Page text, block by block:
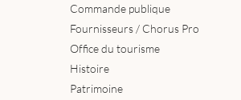
Commande publique
Fournisseurs / Chorus Pro
Office du tourisme
Histoire
Patrimoine